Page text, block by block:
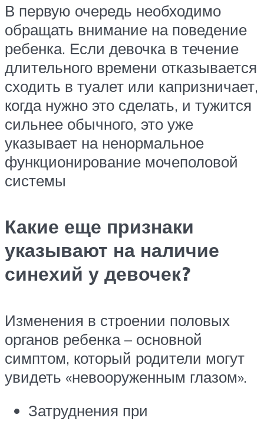
В первую очередь необходимо
обращать внимание на поведение
ребенка. Если девочка в течение
длительного времени отказывается
сходить в туалет или капризничает,
когда нужно это сделать, и тужится
сильнее обычного, это уже
указывает на ненормальное
функционирование мочеполовой
системы
Какие еще признаки
указывают на наличие
синехий у девочек?
Изменения в строении половых
органов ребенка – основной
симптом, который родители могут
увидеть «невооруженным глазом».
Затруднения при